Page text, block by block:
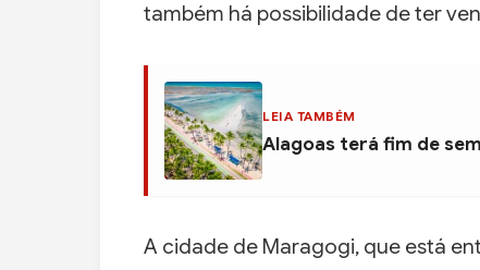
também há possibilidade de ter
LEIA TAMBÉM
Alagoas terá fim de
A cidade de Maragogi, que está